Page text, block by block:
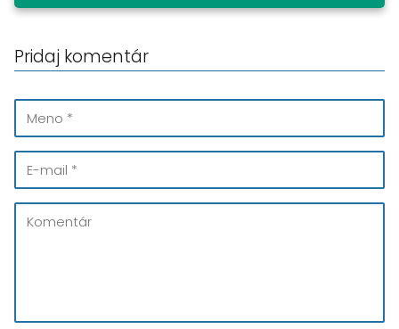
Pridaj komentár